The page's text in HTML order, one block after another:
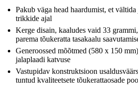
Pakub väga head haardumist, et
trikkide ajal
Kerge disain, kaaludes vaid 33
parema tõukeratta tasakaalu
Generoossed mõõtmed (580 x 150
jalaplaadi katvuse
Vastupidav konstruktsioon
tuntud kvaliteetsete tõukerattaosade